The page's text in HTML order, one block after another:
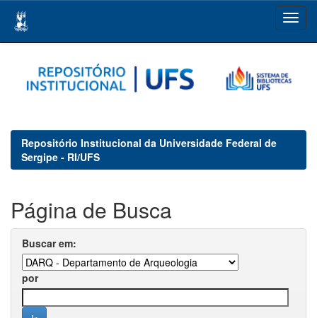
navigation
Repositório Institucional da Universidade Federal de
Sergipe - RI/UFS
Página de Busca
Buscar em:
por